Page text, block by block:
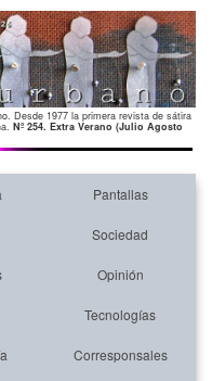
Desde 1977 la primera revista de sátira
Nº 254. Extra Verano (Julio Agosto
Pantallas
Sociedad
Opinión
Tecnologías
Corresponsales